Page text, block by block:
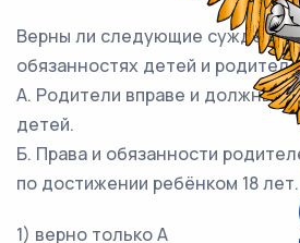
Верны ли следующие суждения
обязанностях детей и
А. Родители вправе и должны
детей.
Б. Права и обязанности
по достижении ребёнком 18 лет.
1) верно только А